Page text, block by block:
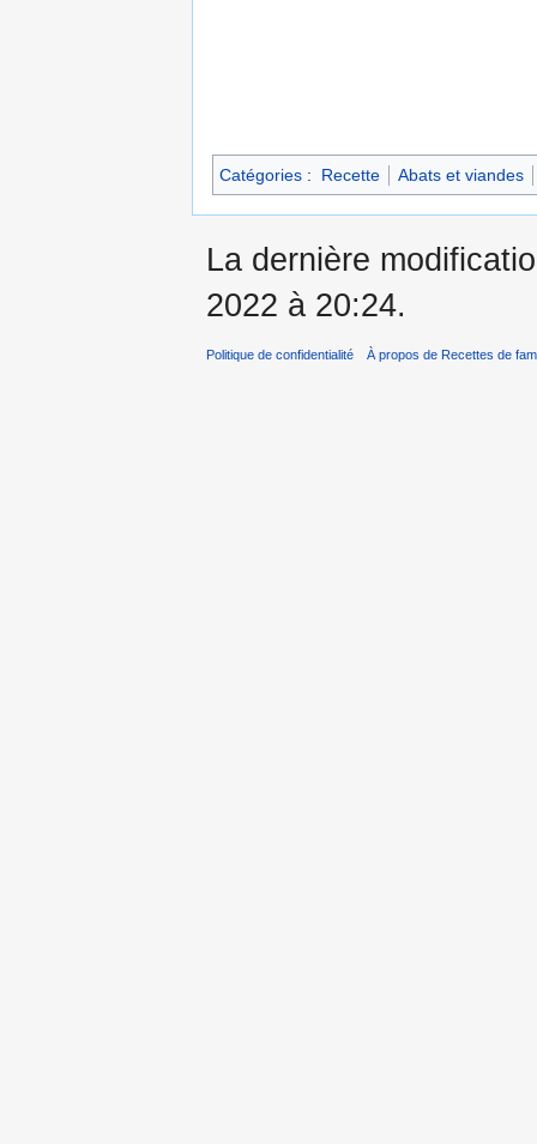
Catégories : Recette Abats et viandes
La dernière
2022 à 20:24.
Politique de confidentialité À propos de Recettes de